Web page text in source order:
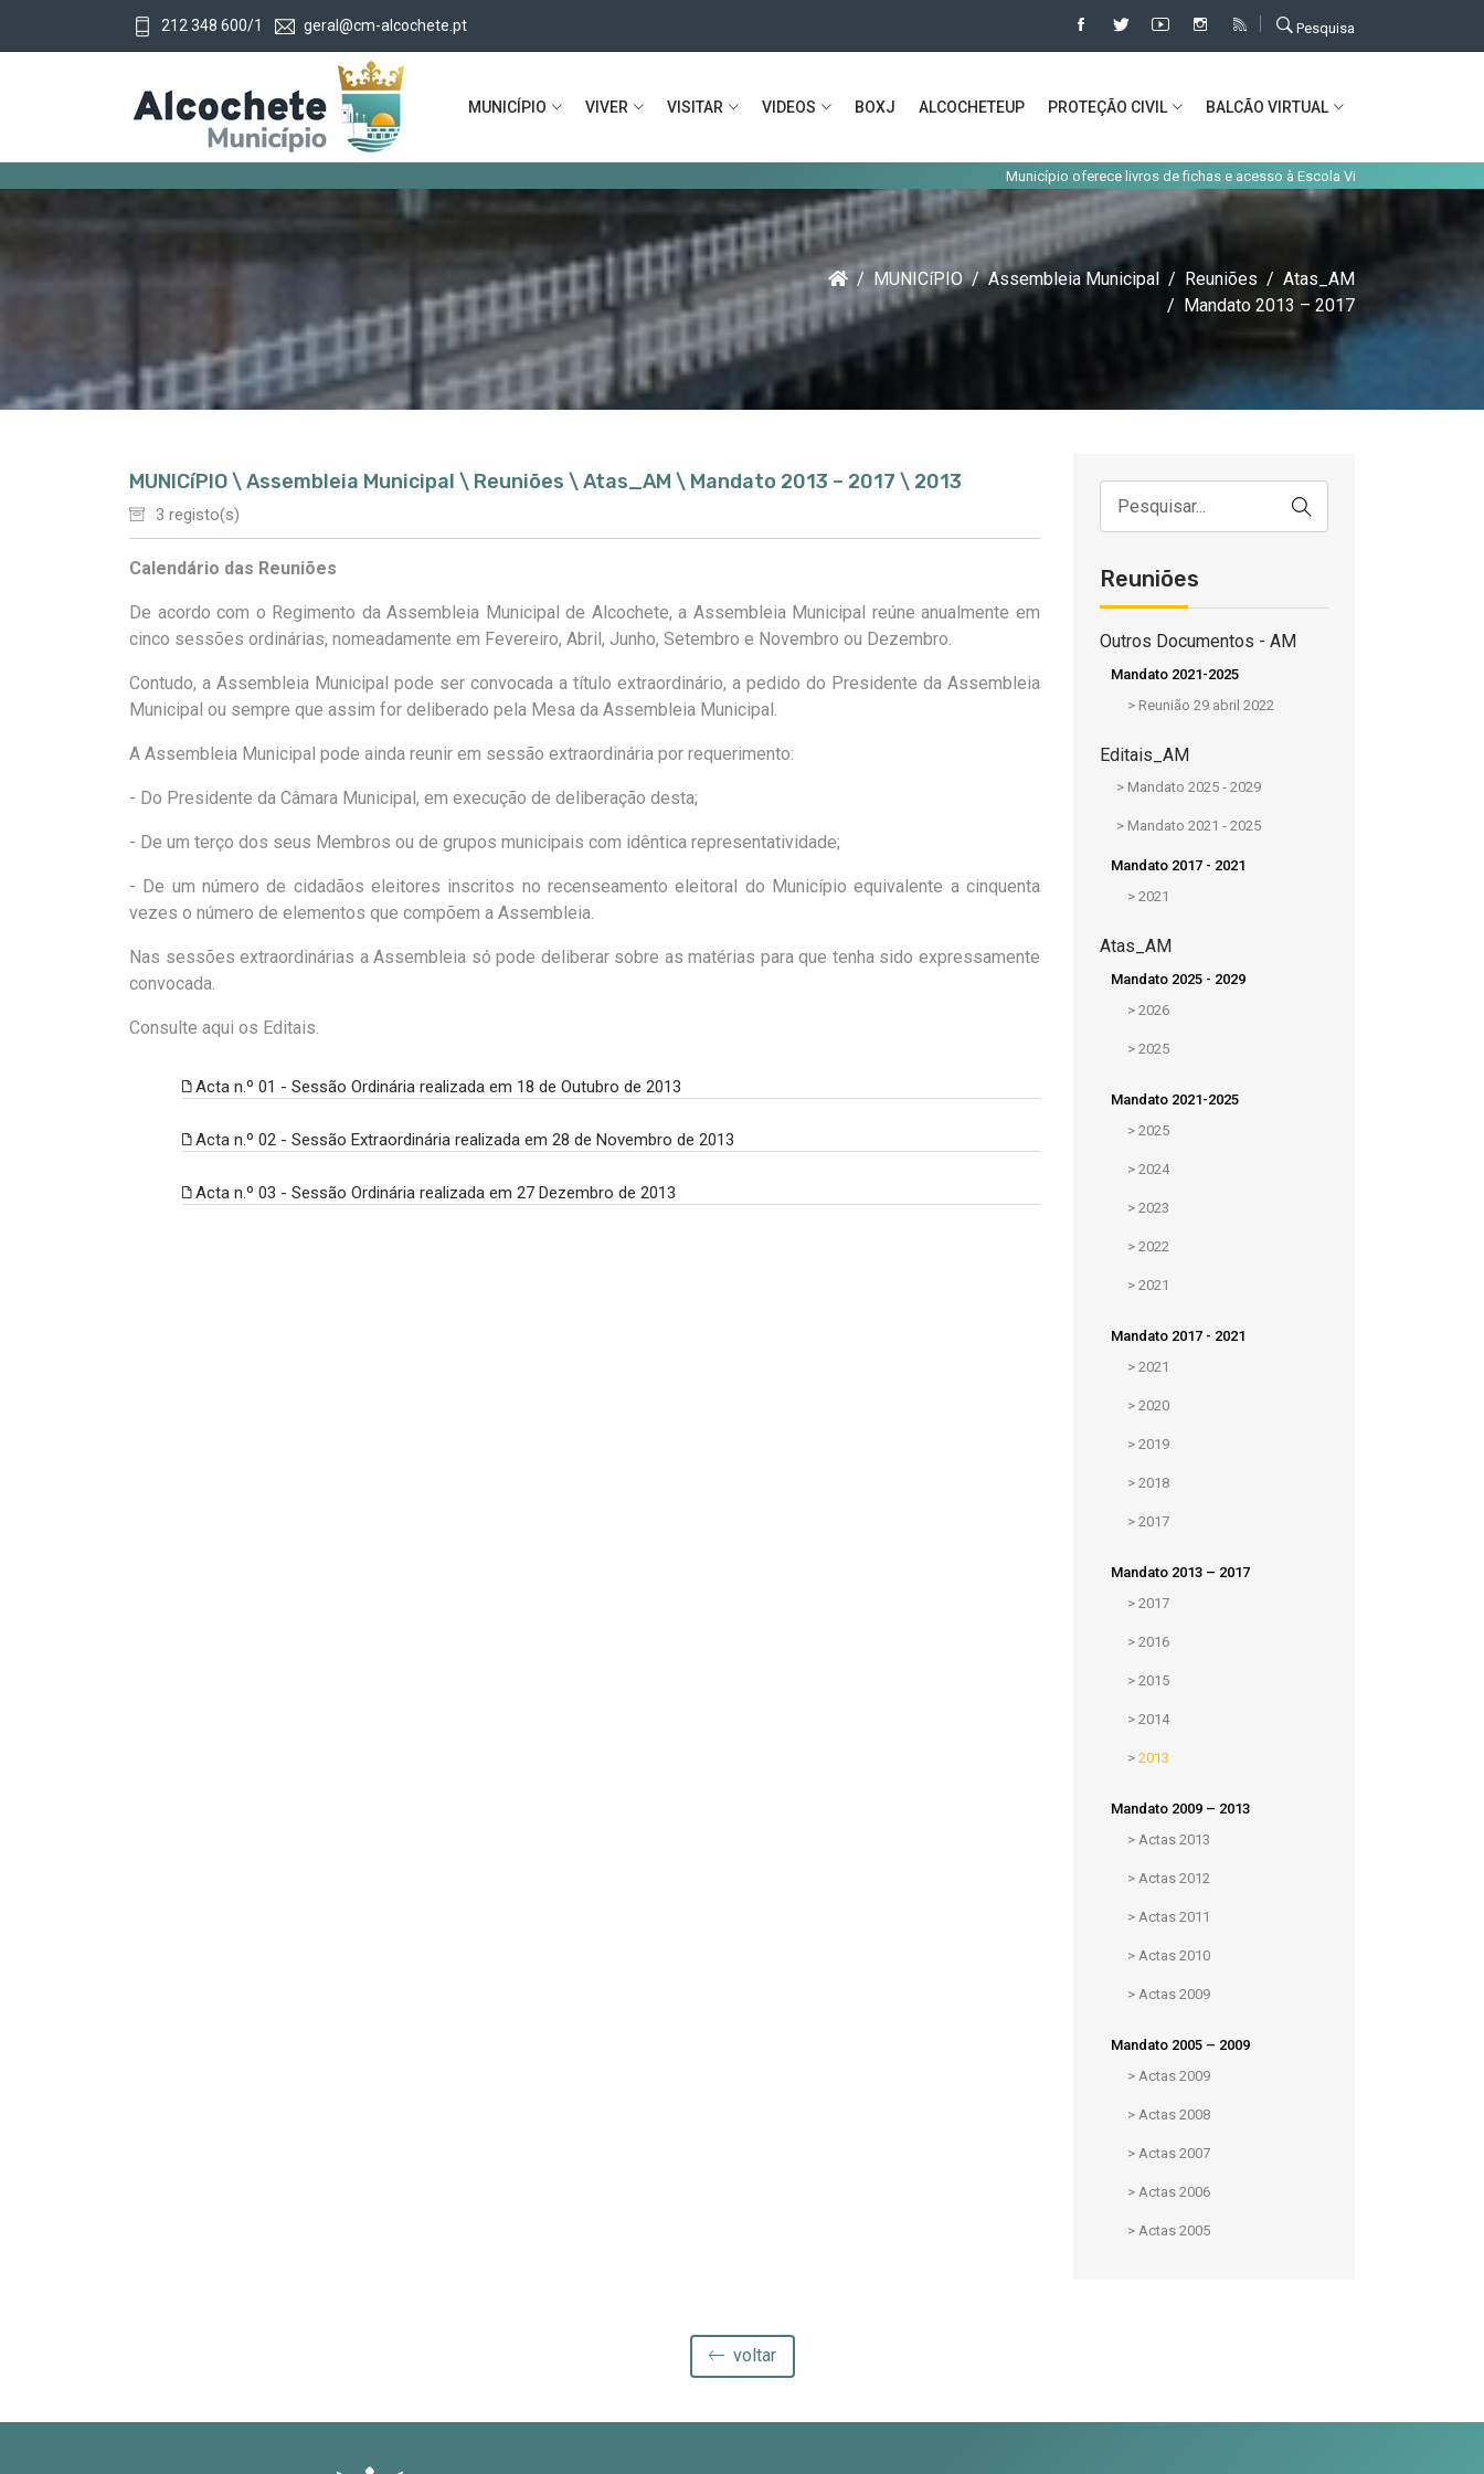
212 348 600/1 geral@cm-alcochete.pt Pesquisa
MUNICÍPIO VIVER VISITAR VIDEOS BOXJ ALCOCHETEUP PROTEÇÃO CIVIL BALCÃO VIRTUAL
Município oferece livros de fichas e acesso à Escola Virtual aos alunos do
MUNICíPIO Assembleia Municipal Reuniões
Atas_AM
Mandato 2013 – 2017
MUNICíPIO \ Assembleia Municipal \ Reuniões \ Atas_AM \ Mandato 2013 – 2017 \ 2013
3 registo(s)
Calendário das Reuniões
De acordo com o Regimento da Assembleia Municipal de Alcochete, a Assembleia Municipal reúne anualmente em
cinco sessões ordinárias, nomeadamente em Fevereiro, Abril, Junho, Setembro e Novembro ou Dezembro.
Contudo, a Assembleia Municipal pode ser convocada a título extraordinário, a pedido do Presidente da Assembleia
Municipal ou sempre que assim for deliberado pela Mesa da Assembleia Municipal.
A Assembleia Municipal pode ainda reunir em sessão extraordinária por requerimento:
- Do Presidente da Câmara Municipal, em execução de deliberação desta;
- De um terço dos seus Membros ou de grupos municipais com idêntica representatividade;
- De um número de cidadãos eleitores inscritos no recenseamento eleitoral do Município equivalente a cinquenta
vezes o número de elementos que compõem a Assembleia.
Nas sessões extraordinárias a Assembleia só pode deliberar sobre as matérias para que tenha sido expressamente
convocada.
Consulte aqui os Editais.
Acta n.º 01 - Sessão Ordinária realizada em 18 de Outubro de 2013
Acta n.º 02 - Sessão Extraordinária realizada em 28 de Novembro de 2013
Acta n.º 03 - Sessão Ordinária realizada em 27 Dezembro de 2013
Reuniões
Outros Documentos - AM
Mandato 2021-2025
> Reunião 29 abril 2022
Editais_AM
> Mandato 2025 - 2029
> Mandato 2021 - 2025
Mandato 2017 - 2021
> 2021
Atas_AM
Mandato 2025 - 2029
> 2026
> 2025
Mandato 2021-2025
> 2025
> 2024
> 2023
> 2022
> 2021
Mandato 2017 - 2021
> 2021
> 2020
> 2019
> 2018
> 2017
Mandato 2013 – 2017
> 2017
> 2016
> 2015
> 2014
> 2013
Mandato 2009 – 2013
> Actas 2013
> Actas 2012
> Actas 2011
> Actas 2010
> Actas 2009
Mandato 2005 – 2009
> Actas 2009
> Actas 2008
> Actas 2007
> Actas 2006
> Actas 2005
voltar